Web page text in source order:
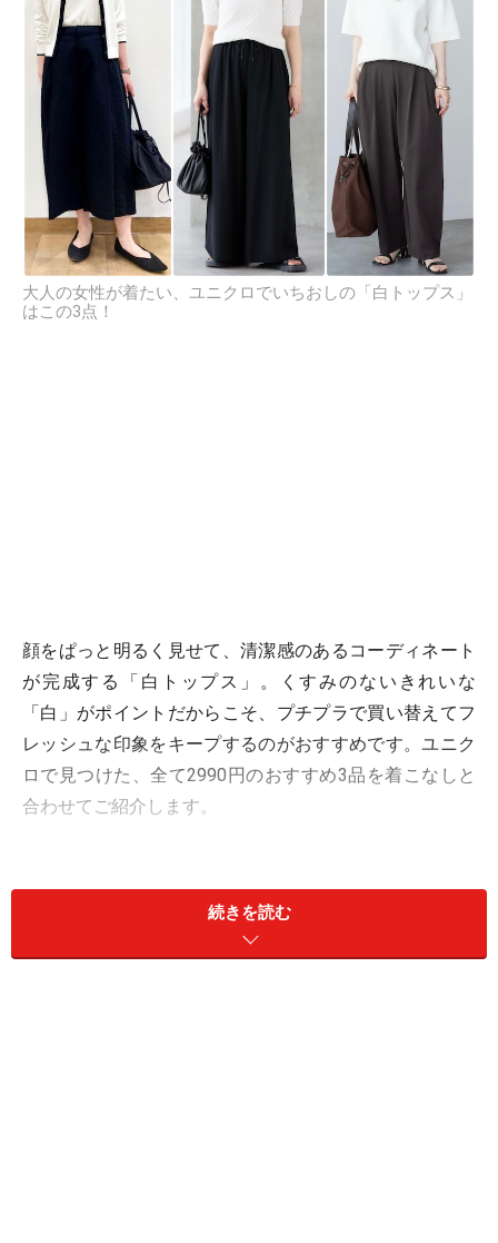
大人の女性が着たい、ユニクロでいちおしの「白トップス」
はこの3点！
顔をぱっと明るく見せて、清潔感のあるコーディネート
が完成する「白トップス」。くすみのないきれいな
「白」がポイントだからこそ、プチプラで買い替えてフ
レッシュな印象をキープするのがおすすめです。ユニク
ロで見つけた、全て2990円のおすすめ3品を着こなしと
合わせてご紹介します。
続きを読む